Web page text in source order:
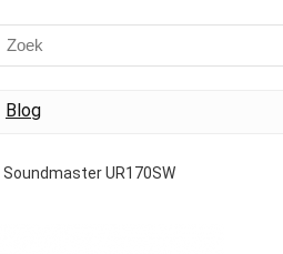
Blog
Soundmaster UR170SW